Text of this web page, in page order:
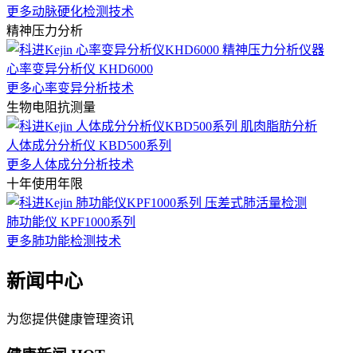
更多动脉硬化检测技术
精神压力分析
心率变异分析仪 KHD6000
更多心率变异分析技术
生物电阻抗测量
人体成分分析仪 KBD500系列
更多人体成分分析技术
十年使用年限
肺功能仪 KPF1000系列
更多肺功能检测技术
新闻中心
为您提供健康管理资讯